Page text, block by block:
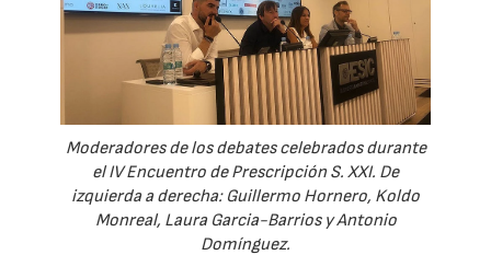
Moderadores de los debates celebrados durante
el IV Encuentro de Prescripción S. XXI. De
izquierda a derecha: Guillermo Hornero, Koldo
Monreal, Laura Garcia-Barrios y Antonio
Domínguez.